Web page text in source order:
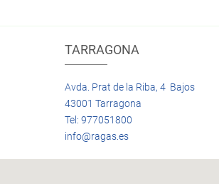
TARRAGONA
Avda. Prat de la Riba, 4 Bajos
43001 Tarragona
Tel: 977051800
info@ragas.es